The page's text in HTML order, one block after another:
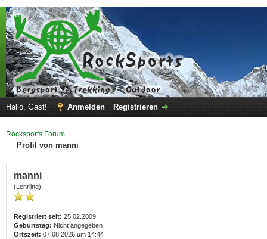
Hallo, Gast! Anmelden Registrieren
Rocksports Forum
Profil von manni
manni
(Lehrling)
Registriert seit: 25.02.2009
Geburtstag: Nicht angegeben
Ortszeit: 07.08.2026 um 14:44